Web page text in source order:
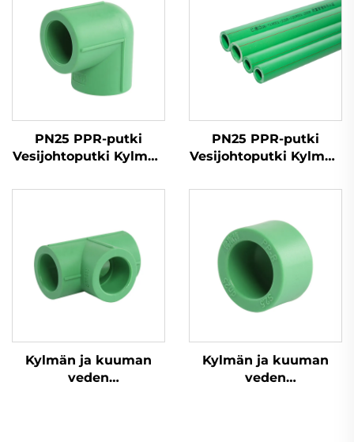
PN25 PPR-putki
Vesijohtoputki Kylmän
syöttö PPR-putki
PN25 PPR-putki
Vesijohtoputki Kylmän
syöttö PPR-putki
Kylmän ja kuuman
veden
Kylmän ja kuuman
veden